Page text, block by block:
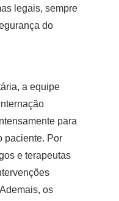
legais, sempre
do
a equipe
para
paciente. Por
e terapeutas
os